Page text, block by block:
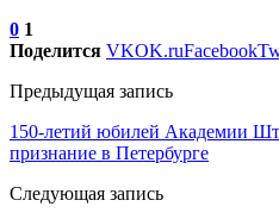
0 1
Поделится VKOK.ruFacebook
Предыдущая запись
150-летий юбилей Академии
признание в Петербурге
Следующая запись